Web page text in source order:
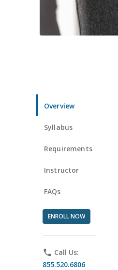
Overview
Syllabus
Requirements
Instructor
FAQs
ENROLL NOW
phone Call Us:
855.520.6806